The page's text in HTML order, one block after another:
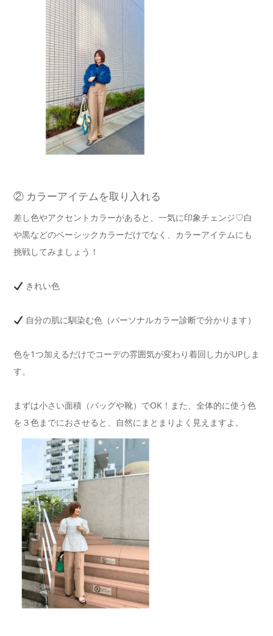
② カラーアイテムを取り入れる
差し色やアクセントカラーがあると、一気に印象チェンジ♡白
や黒などのベーシックカラーだけでなく、 カラーアイテムにも
挑戦してみましょう！
きれい色
自分の肌に馴染む色（パーソナルカラー診断で分かります）
色を1つ加えるだけでコーデの雰囲気が変わり着回し力がUPしま
す。
まずは小さい面積 （バッグや靴）でOK！また、全体的に使う色
を３色までにおさせると、自然にまとまりよく見えますよ。